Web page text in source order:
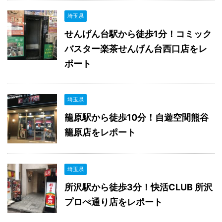
埼玉県
せんげん台駅から徒歩1分！コミック
バスター楽茶せんげん台西口店をレ
ポート
埼玉県
籠原駅から徒歩10分！自遊空間熊谷
籠原店をレポート
埼玉県
所沢駅から徒歩3分！快活CLUB 所沢
プロぺ通り店をレポート